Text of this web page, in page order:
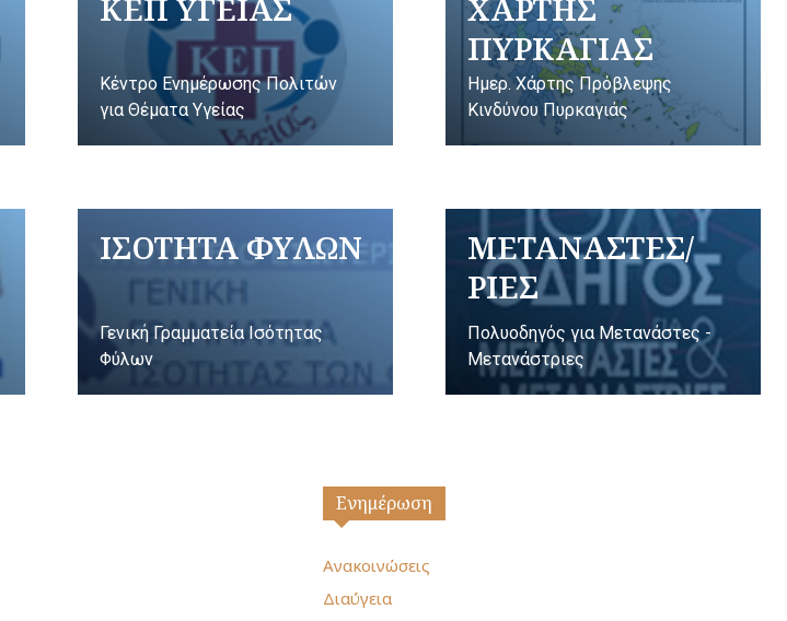
ΚΕΠ ΥΓΕΙΑΣ
Κέντρο Ενημέρωσης Πολιτών
για Θέματα Υγείας
ΧΑΡΤΗΣ
ΠΥΡΚΑΓΙΑΣ
Ημερ. Χάρτης Πρόβλεψης
Κινδύνου Πυρκαγιάς
ΙΣΟΤΗΤΑ ΦΥΛΩΝ
Γενική Γραμματεία Ισότητας
Φύλων
ΜΕΤΑΝΑΣΤΕΣ/
ΡΙΕΣ
Πολυοδηγός για Μετανάστες -
Μετανάστριες
Ενημέρωση
Ανακοινώσεις
Διαύγεια